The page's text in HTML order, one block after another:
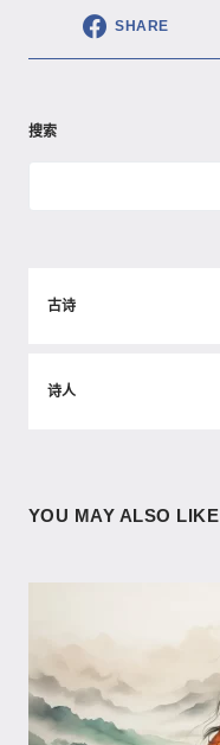
SHARE
搜索
古诗
诗人
YOU MAY ALSO LIKE